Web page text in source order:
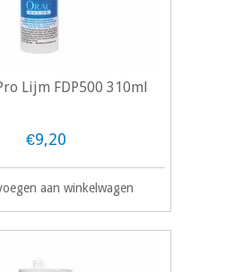
Lijm FDP500 310ml
€9,20
aan winkelwagen